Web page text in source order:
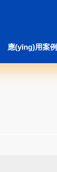
應(yīng)用案例